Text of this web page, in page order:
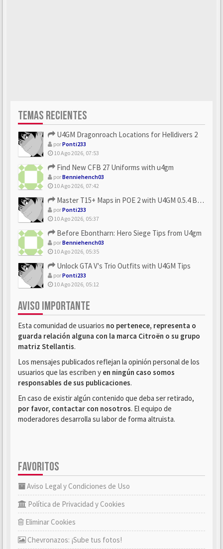
TEMAS RECIENTES
U4GM Dragonroach Locations for Helldivers 2
porPonti233
10 Ago 2026, 07:53
Find New CFB 27 Uniforms with u4gm
porBenniehench03
10 Ago 2026, 07:42
Master T15+ Maps in POE 2 with U4GM 0.5.4 Builds
porPonti233
10 Ago 2026, 05:37
Before Ebontharn: Hero Siege Tips from U4gm
porBenniehench03
10 Ago 2026, 05:35
Unlock GTA V's Trio Outfits with U4GM Tips
porPonti233
10 Ago 2026, 05:12
AVISO IMPORTANTE
Esta comunidad de usuarios no pertenece, representa o
guarda relación alguna con la marca Citroën o su grupo
matriz Stellantis.
Los mensajes publicados reflejan la opinión personal de los
usuarios que las escriben y en ningún caso somos
responsables de sus publicaciones.
En caso de existir algún contenido que deba ser retirado,
por favor, contactar con nosotros. El equipo de
moderadores desarrolla su labor de forma altruista.
FAVORITOS
Aviso Legal y Condiciones de Uso
Política de Privacidad y Cookies
Eliminar Cookies
Chevronazos: ¡Sube tus fotos!